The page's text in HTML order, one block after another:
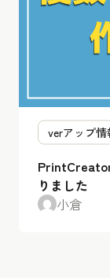
verアップ情
りました
小倉